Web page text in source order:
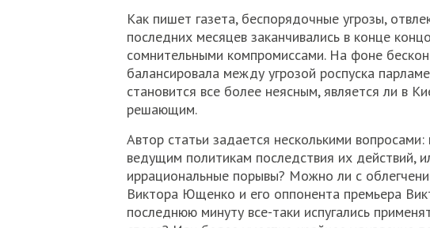
Как пишет газета, беспорядочные угрозы,
последних месяцев заканчивались в конце
сомнительными компромиссами. На фоне
балансировала между угрозой роспуска
становится все более неясным, является ли в
решающим.
Автор статьи задается несколькими
ведущим политикам последствия их действий,
иррациональные порывы? Можно ли с
Виктора Ющенко и его оппонента премьера
последнюю минуту все-таки испугались